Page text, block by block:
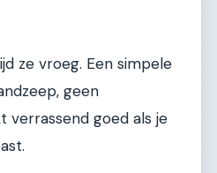
ze vroeg. Een simpele
geen
verrassend goed als je